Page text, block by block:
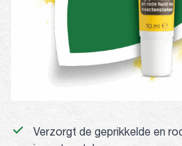
Verzorgt de geprikkelde en